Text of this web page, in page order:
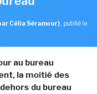
Célia Séramour) , publié le
au bureau
la moitié des
du bureau